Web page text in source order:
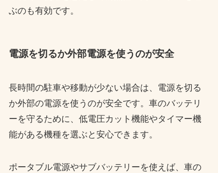
ぶのも有効です。
電源を切るか外部電源を使うのが安全
長時間の駐車や移動が少ない場合は、電源を切る
か外部の電源を使うのが安全です。車のバッテリ
ーを守るために、低電圧カット機能やタイマー機
能がある機種を選ぶと安心できます。
ポータブル電源やサブバッテリーを使えば、車の